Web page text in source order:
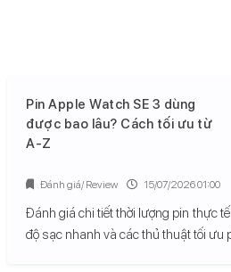
Pin Apple Watch SE 3 dùng
được bao lâu? Cách tối ưu từ
A-Z
Đánh giá chi tiết thời lượng pin thực
độ sạc nhanh và các thủ thuật tối ưu
Đánh giá/ Review 15/07/2026 01:00